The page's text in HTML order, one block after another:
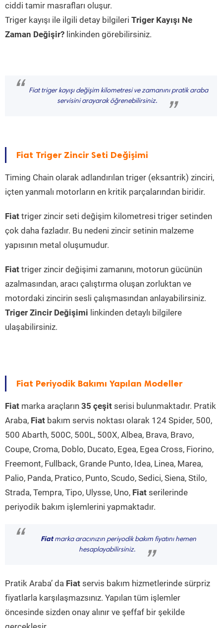
ciddi tamir masrafları oluşur.
Triger kayışı ile ilgili detay bilgileri Triger Kayışı Ne
Zaman Değişir? linkinden görebilirsiniz.
“
Fiat triger kayışı değişim kilometresi ve zamanını pratik araba
servisini arayarak öğrenebilirsiniz.
”
Fiat Triger Zincir Seti Değişimi
Timing Chain olarak adlandırılan triger (eksantrik) zinciri,
içten yanmalı motorların en kritik parçalarından biridir.
Fiat triger zincir seti değişim kilometresi triger setinden
çok daha fazladır. Bu nedeni zincir setinin malzeme
yapısının metal oluşumudur.
Fiat triger zincir değişimi zamanını, motorun gücünün
azalmasından, aracı çalıştırma oluşan zorluktan ve
motordaki zincirin sesli çalışmasından anlayabilirsiniz.
Triger Zincir Değişimi linkinden detaylı bilgilere
ulaşabilirsiniz.
Fiat Periyodik Bakımı Yapılan Modeller
Fiat marka araçların 35 çeşit serisi bulunmaktadır. Pratik
Araba, Fiat bakım servis noktası olarak 124 Spider, 500,
500 Abarth, 500C, 500L, 500X, Albea, Brava, Bravo,
Coupe, Croma, Doblo, Ducato, Egea, Egea Cross, Fiorino,
Freemont, Fullback, Grande Punto, Idea, Linea, Marea,
Palio, Panda, Pratico, Punto, Scudo, Sedici, Siena, Stilo,
Strada, Tempra, Tipo, Ulysse, Uno, Fiat serilerinde
periyodik bakım işlemlerini yapmaktadır.
“ Fiatmarka aracınızın periyodik bakım fiyatını hemen
hesaplayabilirsiniz.
”
Pratik Araba’ da Fiat servis bakım hizmetlerinde sürpriz
fiyatlarla karşılaşmazsınız. Yapılan tüm işlemler
öncesinde sizden onay alınır ve şeffaf bir şekilde